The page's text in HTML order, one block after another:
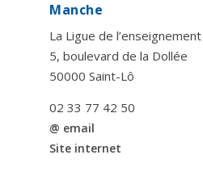
Manche
La Ligue de l’enseignement
5, boulevard de la Dollée
50000 Saint-Lô
02 33 77 42 50
@ email
Site internet